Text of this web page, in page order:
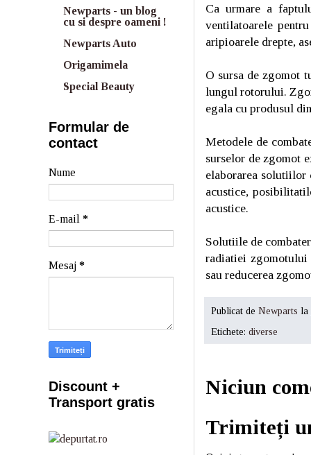
Ca urmare a
ventilatoarele
aripioarele drepte,
O sursa de zgomot
lungul rotorului.
egala cu produsul
Metodele de
surselor de zgomot
elaborarea solutiilor
acustice,
acustice.
Solutiile de
radiatiei zgomotului
sau reducerea
Publicat de Newparts la
Etichete: diverse
Niciun
Trimiteți
Newparts - un blog
cu si despre oameni !
Newparts Auto
Origamimela
Special Beauty
Formular de
contact
Nume
E-mail *
Mesaj *
Discount +
Transport gratis